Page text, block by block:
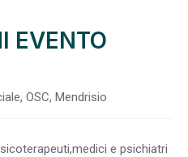
EVENTO
OSC, Mendrisio
e psichiatri